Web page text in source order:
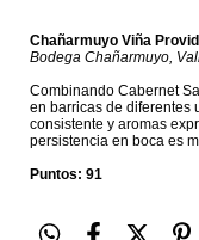
Chañarmuyo Viña
Bodega Chañarmuyo,
Combinando Cabernet
en barricas de diferentes
consistente y aromas
persistencia en boca es
Puntos: 91